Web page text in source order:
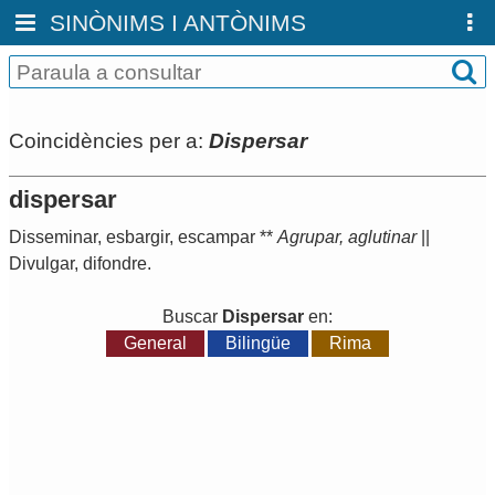
SINÒNIMS I ANTÒNIMS
Coincidències per a: Dispersar
dispersar
Disseminar, esbargir, escampar ** Agrupar, aglutinar||
Divulgar, difondre.
Buscar Dispersar en:
General
Bilingüe Rima